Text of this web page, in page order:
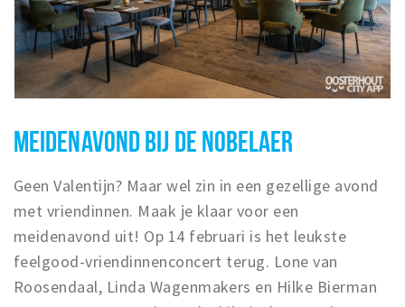
MEIDENAVOND BIJ DE NOBELAER
Geen Valentijn? Maar wel zin in een gezellige avond
met vriendinnen. Maak je klaar voor een
meidenavond uit! Op 14 februari is het leukste
feelgood-vriendinnenconcert terug. Lone van
Roosendaal, Linda Wagenmakers en Hilke Bierman